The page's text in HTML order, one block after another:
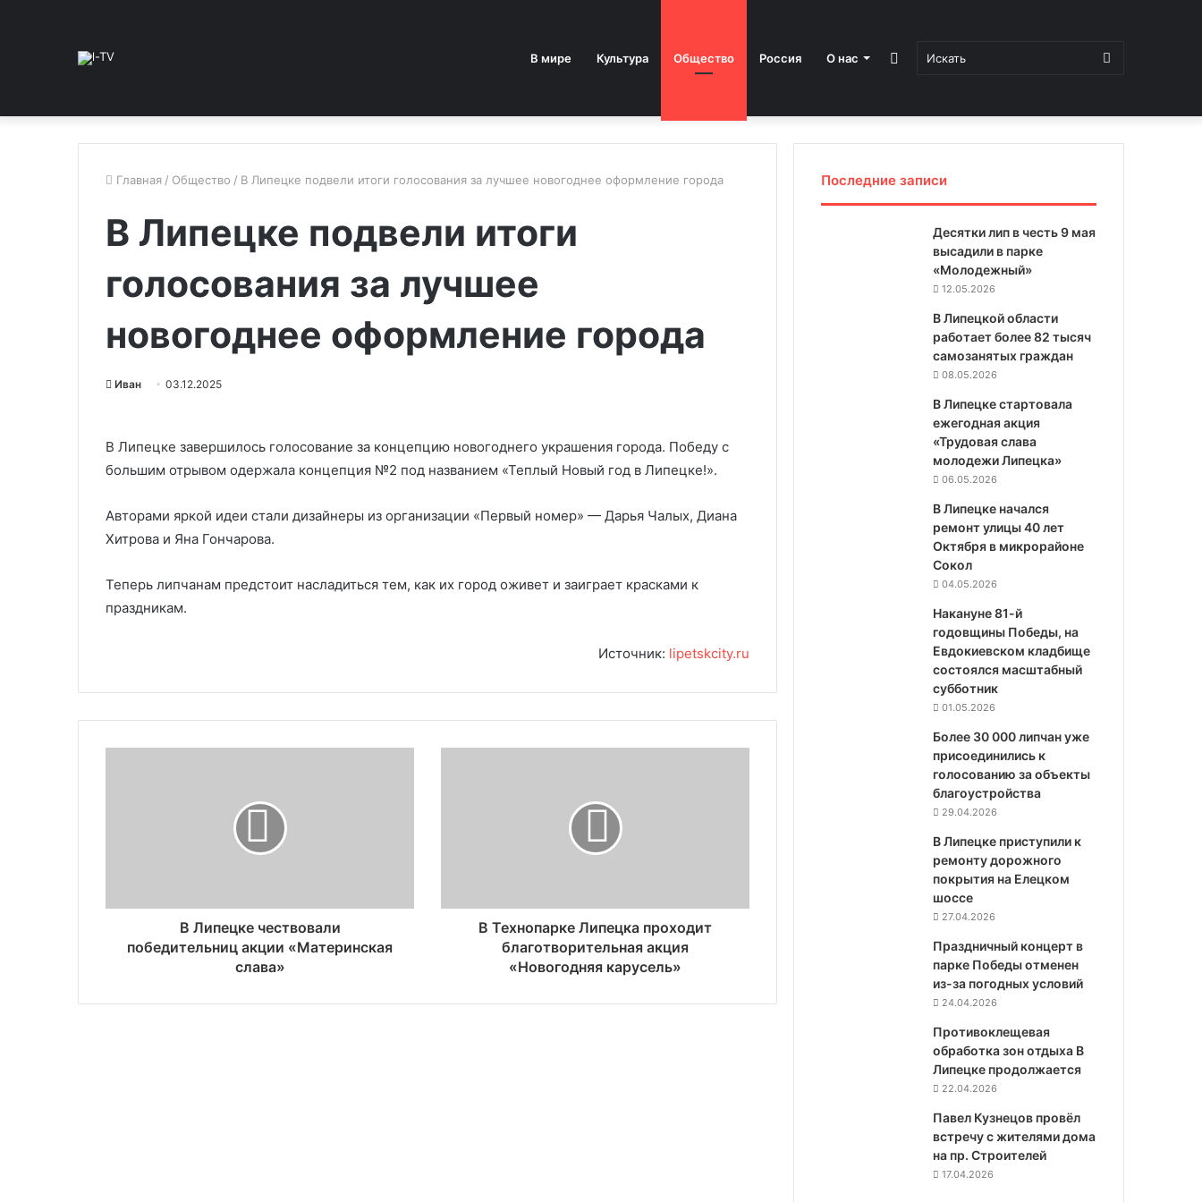
В мире Культура Общество Россия О нас Искать
Sidebar
Главная / Общество / В Липецке подвели итоги голосования за лучшее новогоднее оформление города
В Липецке подвели итоги
голосования за лучшее
новогоднее оформление города
Иван 03.12.2025
В Липецке завершилось голосование за концепцию новогоднего украшения города. Победу с
большим отрывом одержала концепция №2 под названием «Теплый Новый год в Липецке!».
Авторами яркой идеи стали дизайнеры из организации «Первый номер» — Дарья Чалых, Диана
Хитрова и Яна Гончарова.
Теперь липчанам предстоит насладиться тем, как их город оживет и заиграет красками к
праздникам.
Источник: lipetskcity.ru
В Липецке чествовали
победительниц акции «Материнская
слава»
В Технопарке Липецка проходит
благотворительная акция
«Новогодняя карусель»
Последние записи
Десятки лип в честь 9 мая
высадили в парке
«Молодежный»
12.05.2026
В Липецкой области
работает более 82 тысяч
самозанятых граждан
08.05.2026
В Липецке стартовала
ежегодная акция
«Трудовая слава
молодежи Липецка»
06.05.2026
В Липецке начался
ремонт улицы 40 лет
Октября в микрорайоне
Сокол
04.05.2026
Накануне 81-й
годовщины Победы, на
Евдокиевском кладбище
состоялся масштабный
субботник
01.05.2026
Более 30 000 липчан уже
присоединились к
голосованию за объекты
благоустройства
29.04.2026
В Липецке приступили к
ремонту дорожного
покрытия на Елецком
шоссе
27.04.2026
Праздничный концерт в
парке Победы отменен
из-за погодных условий
24.04.2026
Противоклещевая
обработка зон отдыха В
Липецке продолжается
22.04.2026
Павел Кузнецов провёл
встречу с жителями дома
на пр. Строителей
17.04.2026